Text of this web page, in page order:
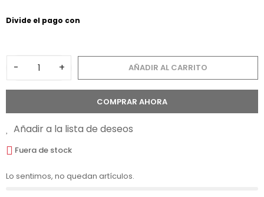
- + AÑADIR AL CARRITO
COMPRAR AHORA
Añadir a la lista de deseos
Fuera de stock
Lo sentimos, no quedan artículos.